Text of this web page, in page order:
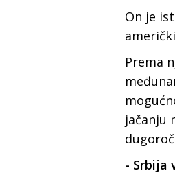
On je
Prema
jačanju
- Srbija